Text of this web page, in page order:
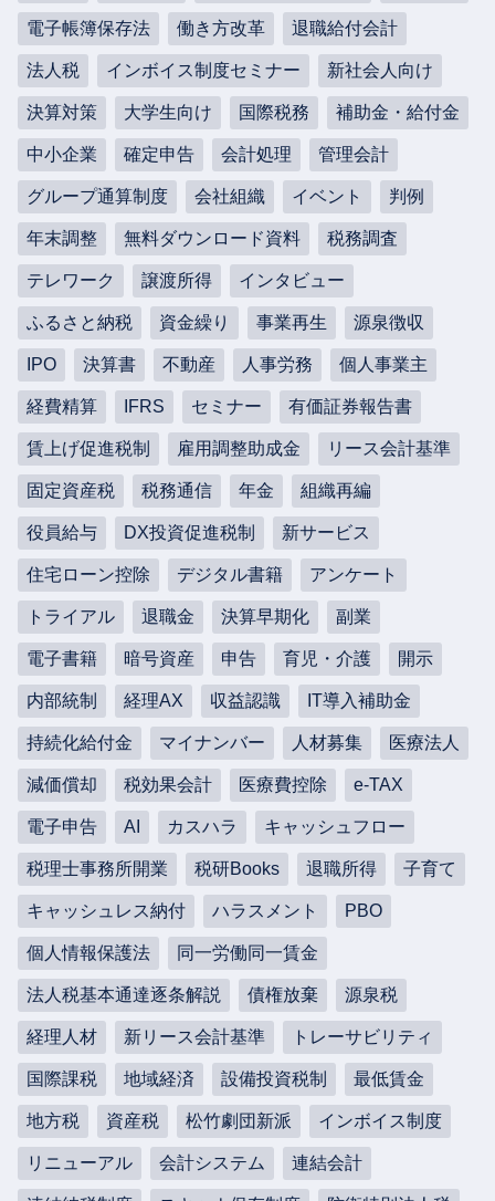
電子帳簿保存法 働き方改革 退職給付会計
法人税 インボイス制度セミナー 新社会人向け
決算対策 大学生向け 国際税務 補助金・給付金
中小企業 確定申告 会計処理 管理会計
グループ通算制度 会社組織 イベント 判例
年末調整 無料ダウンロード資料 税務調査
テレワーク 譲渡所得 インタビュー
ふるさと納税 資金繰り 事業再生 源泉徴収
IPO 決算書 不動産 人事労務 個人事業主
経費精算 IFRS セミナー 有価証券報告書
賃上げ促進税制 雇用調整助成金 リース会計基準
固定資産税 税務通信 年金 組織再編
役員給与 DX投資促進税制 新サービス
住宅ローン控除 デジタル書籍 アンケート
トライアル 退職金 決算早期化 副業
電子書籍 暗号資産 申告 育児・介護 開示
内部統制 経理AX 収益認識 IT導入補助金
持続化給付金 マイナンバー 人材募集 医療法人
減価償却 税効果会計 医療費控除 e-TAX
電子申告 AI カスハラ キャッシュフロー
税理士事務所開業 税研Books 退職所得 子育て
キャッシュレス納付 ハラスメント PBO
個人情報保護法 同一労働同一賃金
法人税基本通達逐条解説 債権放棄 源泉税
経理人材 新リース会計基準 トレーサビリティ
国際課税 地域経済 設備投資税制 最低賃金
地方税 資産税 松竹劇団新派 インボイス制度
リニューアル 会計システム 連結会計